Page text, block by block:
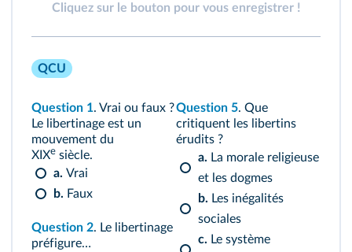
Cliquez sur le bouton pour vous enregistrer !
QCU
Question 1. Vrai ou faux ?
Le libertinage est un
mouvement du
XIXe siècle.
a. Vrai
b. Faux
Question 2. Le libertinage
préfigure…
Question 5. Que
critiquent les libertins
érudits ?
a. La morale religieuse
et les dogmes
b. Les inégalités
sociales
c. Le système